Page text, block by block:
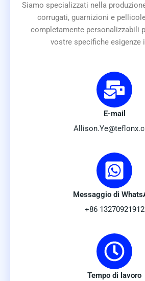
Siamo specializzati nella
corrugati, guarnizioni e
completamente personalizzabili
vostre specifiche esigenze
E-mail
Messaggio di
+86 13270921912
Tempo di lavoro